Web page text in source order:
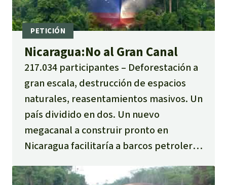
Nicaragua:No al Gran Canal
217.034 participantes
Deforestación a
gran escala, destrucción de espacios
naturales, reasentamientos masivos. Un
país dividido en dos. Un nuevo
megacanal a construir pronto en
Nicaragua facilitaría a barcos petroleros
exportación de materias primas y